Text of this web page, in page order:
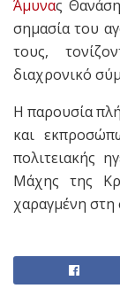
Άμυνας
σημασία του
τους,
διαχρονικό
Η παρουσία
και
πολιτειακής
Μάχης της
χαραγμένη στη